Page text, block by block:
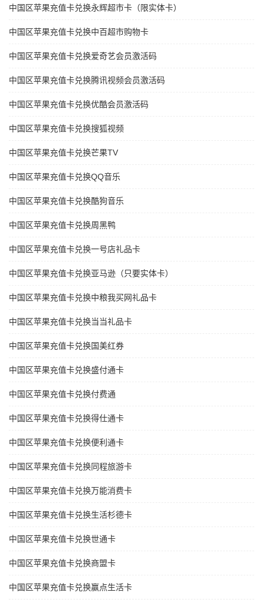
中国区苹果充值卡兑换永辉超市卡（限实体卡）
中国区苹果充值卡兑换中百超市购物卡
中国区苹果充值卡兑换爱奇艺会员激活码
中国区苹果充值卡兑换腾讯视频会员激活码
中国区苹果充值卡兑换优酷会员激活码
中国区苹果充值卡兑换搜狐视频
中国区苹果充值卡兑换芒果TV
中国区苹果充值卡兑换QQ音乐
中国区苹果充值卡兑换酷狗音乐
中国区苹果充值卡兑换周黑鸭
中国区苹果充值卡兑换一号店礼品卡
中国区苹果充值卡兑换亚马逊（只要实体卡）
中国区苹果充值卡兑换中粮我买网礼品卡
中国区苹果充值卡兑换当当礼品卡
中国区苹果充值卡兑换国美红券
中国区苹果充值卡兑换盛付通卡
中国区苹果充值卡兑换付费通
中国区苹果充值卡兑换得仕通卡
中国区苹果充值卡兑换便利通卡
中国区苹果充值卡兑换同程旅游卡
中国区苹果充值卡兑换万能消费卡
中国区苹果充值卡兑换生活杉德卡
中国区苹果充值卡兑换世通卡
中国区苹果充值卡兑换商盟卡
中国区苹果充值卡兑换赢点生活卡